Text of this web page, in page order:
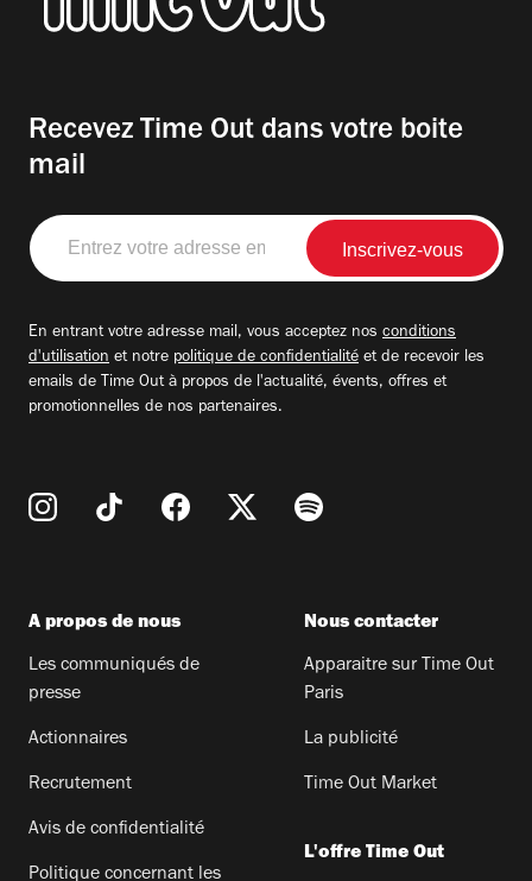
Recevez Time Out dans votre boite
mail
Entrez
votre
adresse
En entrant votre adresse mail, vous acceptez nos conditions
d'utilisation et notre politique de confidentialité et de recevoir les
emails de Time Out à propos de l'actualité, évents, offres et
promotionnelles de nos partenaires.
A propos de nous
Les communiqués de
presse
Actionnaires
Recrutement
Avis de confidentialité
Politique concernant les
Nous contacter
Apparaitre sur Time Out
Paris
La publicité
Time Out Market
L'offre Time Out